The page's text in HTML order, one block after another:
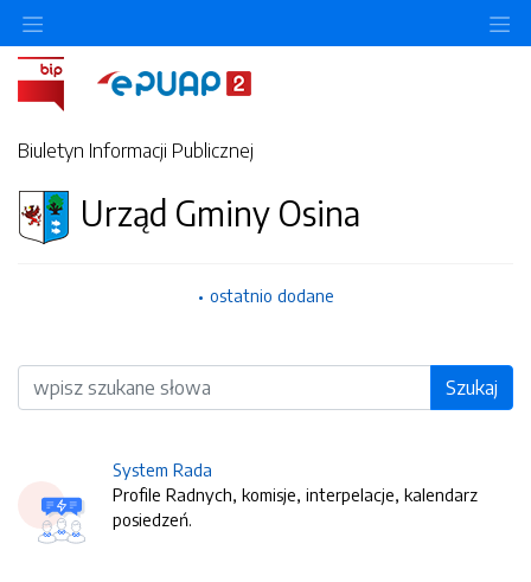
Biuletyn Informacji Publicznej
Urząd Gminy Osina
ostatnio dodane
Wyszukiwarka Szukaj
System Rada
Profile Radnych, komisje, interpelacje, kalendarz
posiedzeń.